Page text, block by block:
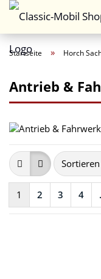
Startseite » Horch
Antrieb &
1 2 3 4